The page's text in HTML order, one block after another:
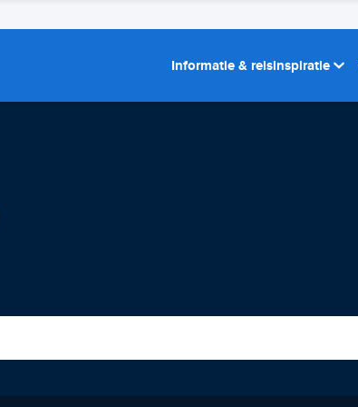
Informatie & reisinspiratie